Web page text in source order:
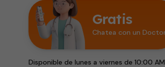
Gratis
Chatea con un
Disponible de lunes a viernes de 10:00